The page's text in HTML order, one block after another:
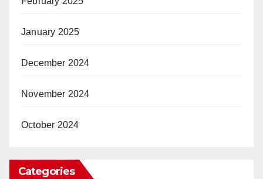
January 2025
December 2024
November 2024
October 2024
Categories